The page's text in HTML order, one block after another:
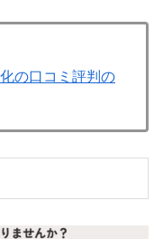
の口コミ評判の